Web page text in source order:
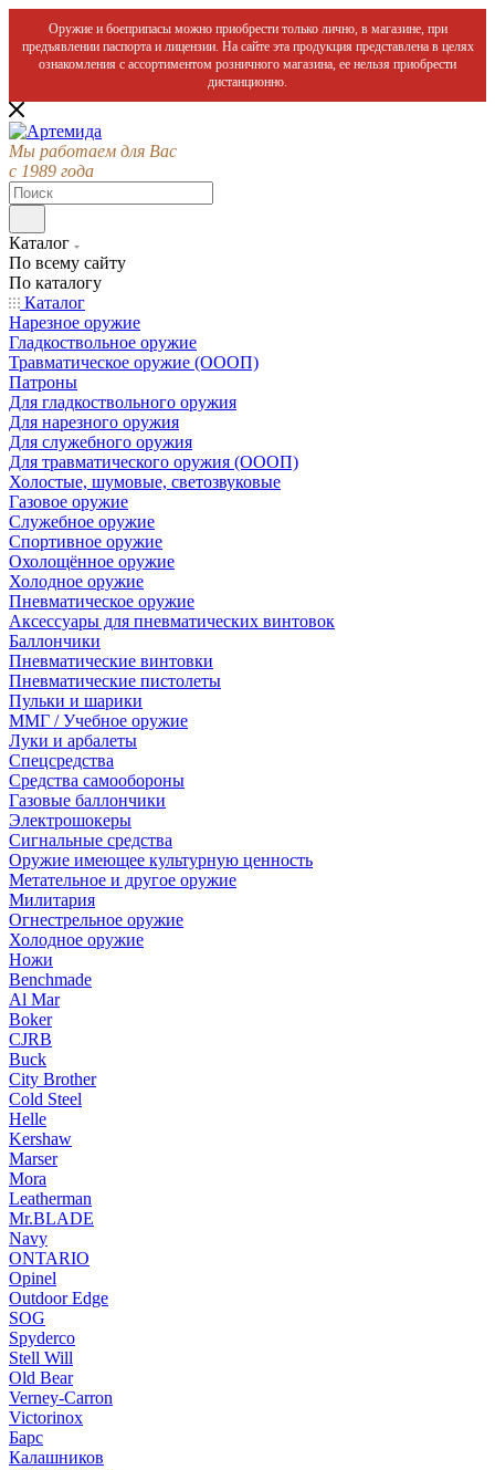
Оружие и боеприпасы можно приобрести только лично, в магазине, при
предъявлении паспорта и лицензии. На сайте эта продукция представлена в целях
ознакомления с ассортиментом розничного магазина, ее нельзя приобрести
дистанционно.
Мы работаем для Вас
с 1989 года
Каталог
По всему сайту
По каталогу
Каталог
Нарезное оружие
Гладкоствольное оружие
Травматическое оружие (ОООП)
Патроны
Для гладкоствольного оружия
Для нарезного оружия
Для служебного оружия
Для травматического оружия (ОООП)
Холостые, шумовые, светозвуковые
Газовое оружие
Служебное оружие
Спортивное оружие
Охолощённое оружие
Холодное оружие
Пневматическое оружие
Аксессуары для пневматических винтовок
Баллончики
Пневматические винтовки
Пневматические пистолеты
Пульки и шарики
ММГ / Учебное оружие
Луки и арбалеты
Спецсредства
Средства самообороны
Газовые баллончики
Электрошокеры
Сигнальные средства
Оружие имеющее культурную ценность
Метательное и другое оружие
Милитария
Огнестрельное оружие
Холодное оружие
Ножи
Benchmade
Al Mar
Boker
CJRB
Buck
City Brother
Cold Steel
Helle
Kershaw
Marser
Mora
Leatherman
Mr.BLADE
Navy
ONTARIO
Opinel
Outdoor Edge
SOG
Spyderco
Stell Will
Old Bear
Verney-Carron
Victorinox
Барс
Калашников